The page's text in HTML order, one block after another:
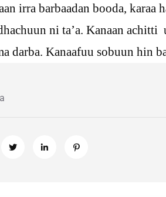
irra barbaadan booda,
ni ta’a. Kanaan
darba. Kanaafuu sobuun hin